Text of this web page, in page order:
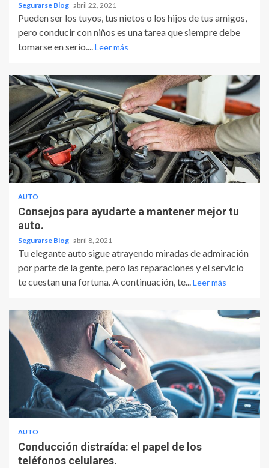
Segurarse Blog abril 22, 2021
Pueden ser los tuyos, tus nietos o los hijos de tus amigos,
pero conducir con niños es una tarea que siempre debe
tomarse en serio....Leer más
AUTO
Consejos para ayudarte a mantener mejor tu
auto.
Segurarse Blog abril 8, 2021
Tu elegante auto sigue atrayendo miradas de admiración
por parte de la gente, pero las reparaciones y el servicio
te cuestan una fortuna. A continuación, te...Leer más
AUTO
Conducción distraída: el papel de los
teléfonos celulares.